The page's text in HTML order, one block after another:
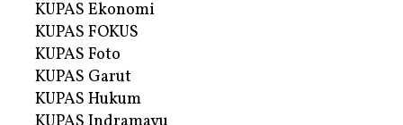
KUPAS Ekonomi
KUPAS FOKUS
KUPAS Foto
KUPAS Garut
KUPAS Hukum